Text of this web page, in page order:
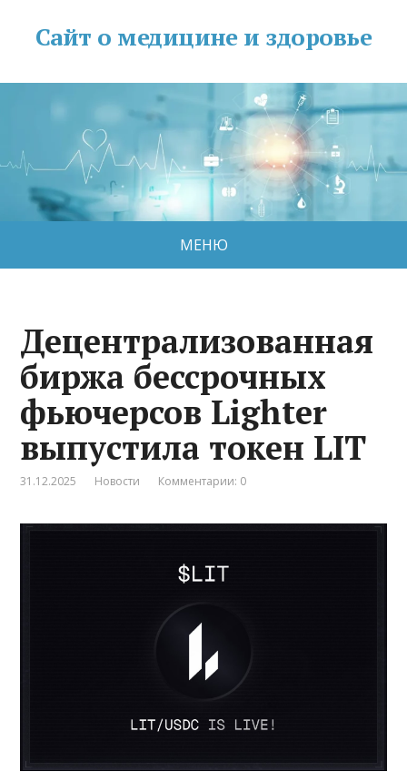
Сайт о медицине и здоровье
МЕНЮ
Децентрализованная
биржа бессрочных
фьючерсов Lighter
выпустила токен LIT
31.12.2025 Новости Комментарии: 0